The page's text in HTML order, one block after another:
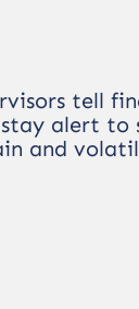
tell
alert to
and